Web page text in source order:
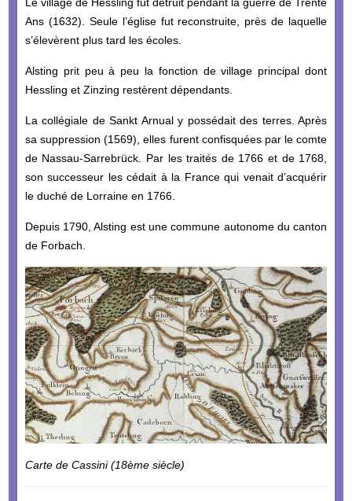
Ans (1632). Seule l’église fut reconstruite, près de laquelle
s’élevèrent plus tard les écoles.
Alsting prit peu à peu la fonction de village principal dont
Hessling et Zinzing restèrent dépendants.
La collégiale de Sankt Arnual y possédait des terres. Après
sa suppression (1569), elles furent confisquées par le comte
de Nassau-Sarrebrück. Par les traités de 1766 et de 1768,
son successeur les cédait à la France qui venait d’acquérir
le duché de Lorraine en 1766.
Depuis 1790, Alsting est une commune autonome du canton
de Forbach.
Carte de Cassini (18ème siècle)